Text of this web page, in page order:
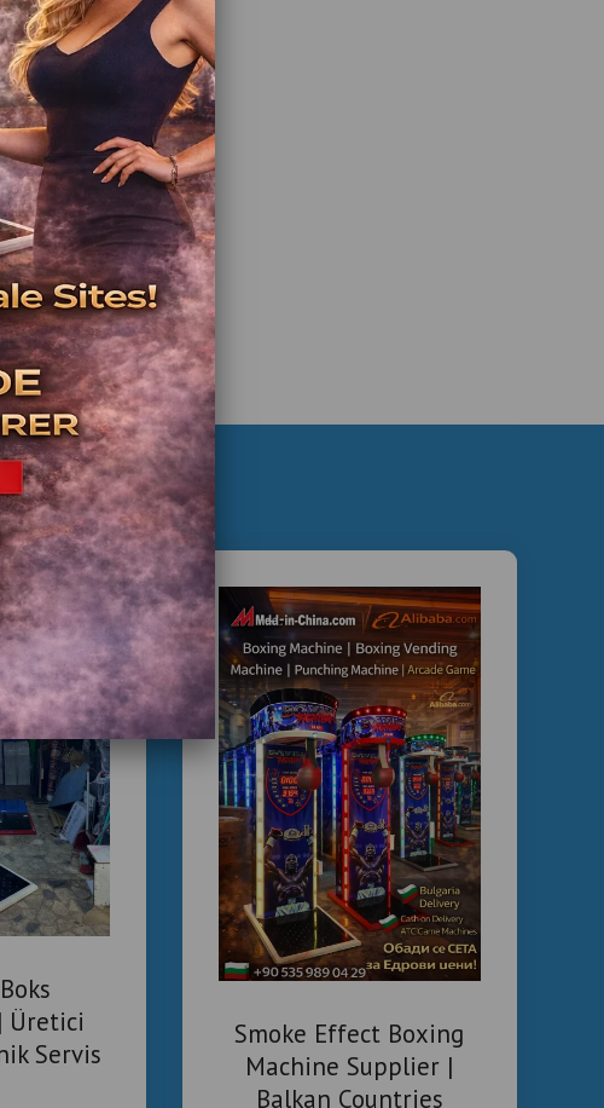
Üretici
Servis
Smoke Effect Boxing
Machine Supplier |
Balkan Countries